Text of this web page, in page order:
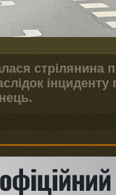
стрілянина